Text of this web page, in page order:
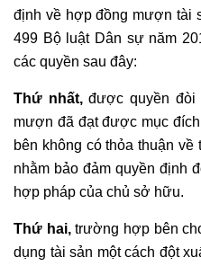
định về hợp đồng mượn tài
499 Bộ luật Dân sự năm
các quyền sau đây:
Thứ nhất,được quyền đòi
mượn đã đạt được mục
bên không có thỏa thuận
nhằm bảo đảm quyền định
hợp pháp của chủ sở hữu.
Thứ hai,trường hợp bên
dụng tài sản một cách đột